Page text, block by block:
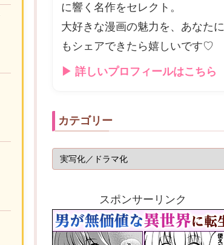
に響く名作をセレクト。
大好きな漫画の魅力を、あなたに
もシェアできたら嬉しいです♡
▶ 詳しいプロフィールはこちら
カテゴリー
スポンサーリンク